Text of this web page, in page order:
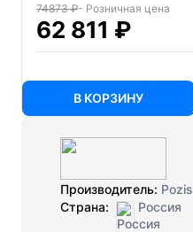
74873 ₽- Розничная цена
62 811 ₽
В КОРЗИНУ
Производитель: Pozis
Страна:
Россия